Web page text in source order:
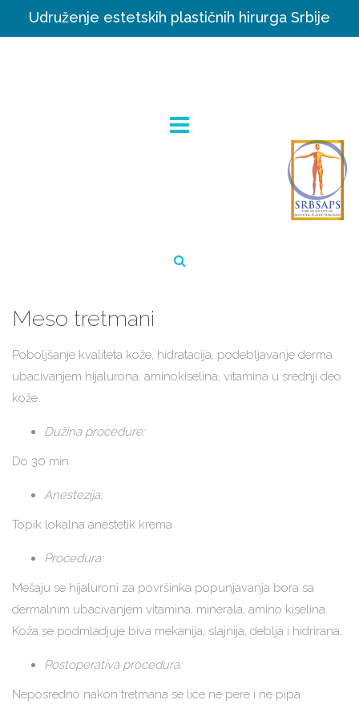
Udruženje estetskih plastičnih hirurga Srbije
Meso tretmani
Poboljšanje kvaliteta kože, hidratacija, podebljavanje derma
ubacivanjem hijalurona, aminokiselina, vitamina u srednji deo
kože.
Dužina procedure:
Do 30 min
Anestezija:
Topik lokalna anestetik krema
Procedura:
Mešaju se hijaluroni za površinka popunjavanja bora sa
dermalnim ubacivanjem vitamina, minerala, amino kiselina.
Koža se podmladjuje biva mekanija, slajnija, deblja i hidrirana.
Postoperativa procedura:
Neposredno nakon tretmana se lice ne pere i ne pipa.